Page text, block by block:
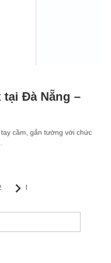
Đà Nẵng –
cầm, gắn tường với chức
Next